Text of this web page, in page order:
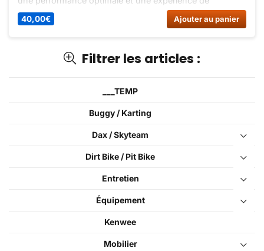
Filtrer les articles :
___TEMP
Buggy / Karting
Dax / Skyteam
Dirt Bike / Pit Bike
Entretien
Équipement
Kenwee
Mobilier
conduite agréable avec ce produit de qualité à prix
abordable sur Dirt Bike France.
40,00€ Ajouter au panier